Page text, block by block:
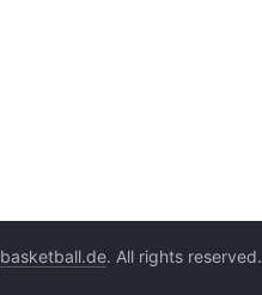
basketball.de. All rights reserved.